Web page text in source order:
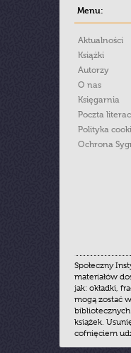
Menu:
Aktualności
Książki
Autorzy
O nas
Księgarnia
Poczta
Polityka
Ochrona
Społeczny
materiałów
jak: okładki,
mogą zostać
bibliotecznych
książek.
cofnięciem